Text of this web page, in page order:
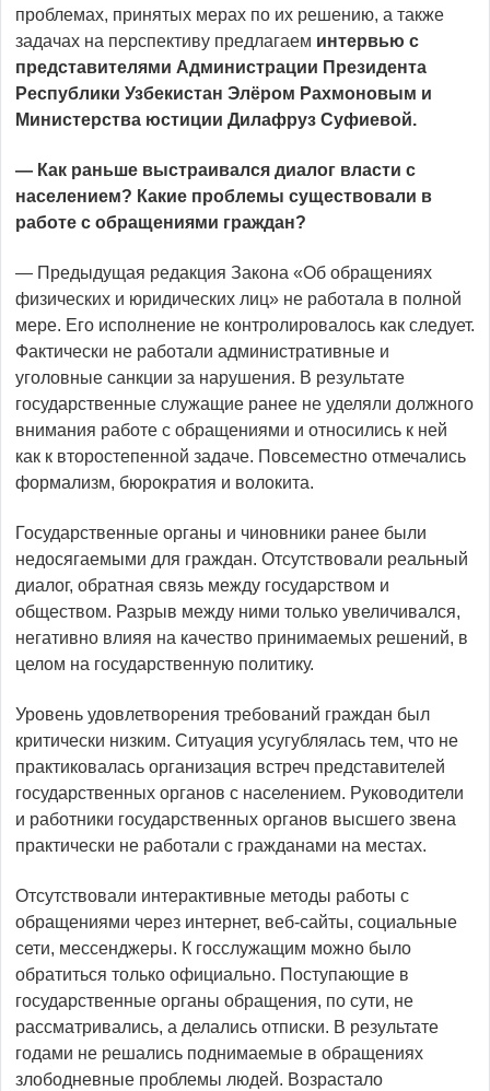
проблемах, принятых мерах по их решению, а также
задачах на перспективу предлагаем интервью с
представителями Администрации Президента
Республики Узбекистан Элёром Рахмоновым и
Министерства юстиции Дилафруз Суфиевой.
— Как раньше выстраивался диалог власти с
населением? Какие проблемы существовали в
работе с обращениями граждан?
— Предыдущая редакция Закона «Об обращениях
физических и юридических лиц» не работала в полной
мере. Его исполнение не контролировалось как следует.
Фактически не работали административные и
уголовные санкции за нарушения. В результате
государственные служащие ранее не уделяли должного
внимания работе с обращениями и относились к ней
как к второстепенной задаче. Повсеместно отмечались
формализм, бюрократия и волокита.
Государственные органы и чиновники ранее были
недосягаемыми для граждан. Отсутствовали реальный
диалог, обратная связь между государством и
обществом. Разрыв между ними только увеличивался,
негативно влияя на качество принимаемых решений, в
целом на государственную политику.
Уровень удовлетворения требований граждан был
критически низким. Ситуация усугублялась тем, что не
практиковалась организация встреч представителей
государственных органов с населением. Руководители
и работники государственных органов высшего звена
практически не работали с гражданами на местах.
Отсутствовали интерактивные методы работы с
обращениями через интернет, веб-сайты, социальные
сети, мессенджеры. К госслужащим можно было
обратиться только официально. Поступающие в
государственные органы обращения, по сути, не
рассматривались, а делались отписки. В результате
годами не решались поднимаемые в обращениях
злободневные проблемы людей. Возрастало